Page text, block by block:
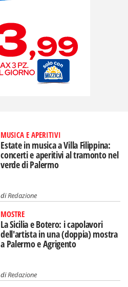
MUSICA E APERITIVI
Estate in musica a Villa Filippina:
concerti e aperitivi al tramonto nel
verde di Palermo
diRedazione
MOSTRE
La Sicilia e Botero: i capolavori
dell'artista in una (doppia) mostra
a Palermo e Agrigento
diRedazione